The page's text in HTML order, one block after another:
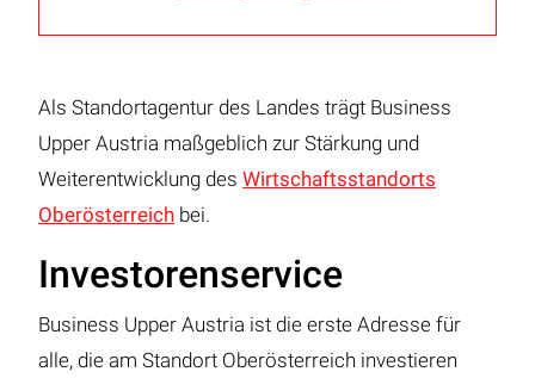
Als Standortagentur des Landes trägt Business
Upper Austria maßgeblich zur Stärkung und
Weiterentwicklung des Wirtschaftsstandorts
Oberösterreich bei.
Investorenservice
Business Upper Austria ist die erste Adresse für
alle, die am Standort Oberösterreich investieren